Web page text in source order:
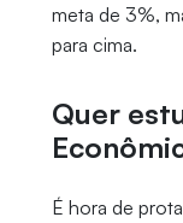
meta de 3%,
para cima.
Quer
É hora de